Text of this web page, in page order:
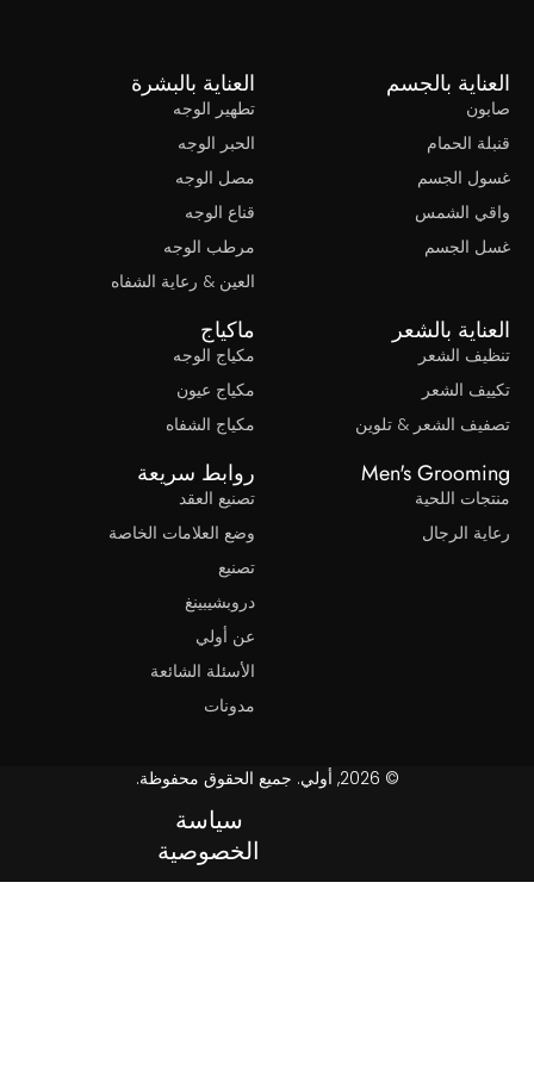
العناية بالجسم
صابون
قنبلة الحمام
غسول الجسم
واقي الشمس
غسل الجسم
العناية بالبشرة
تطهير الوجه
الحبر الوجه
مصل الوجه
قناع الوجه
مرطب الوجه
العين & رعاية الشفاه
العناية بالشعر
تنظيف الشعر
تكييف الشعر
تصفيف الشعر & تلوين
ماكياج
مكياج الوجه
مكياج عيون
مكياج الشفاه
Men's Grooming
منتجات اللحية
رعاية الرجال
روابط سريعة
تصنيع العقد
وضع العلامات الخاصة
تصنيع
دروبشيبينغ
عن أولي
الأسئلة الشائعة
مدونات
© 2026, أولي. جميع الحقوق محفوظة.
سياسة
الخصوصية